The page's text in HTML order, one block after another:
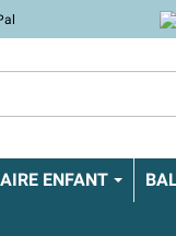
ENFANT